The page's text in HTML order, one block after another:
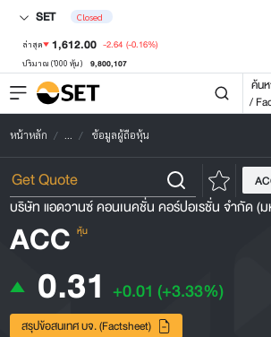
SET Closed
ล่าสุด 1,612.00 -2.64 (-0.16%)
ปริมาณ ('000 หุ้น) 9,800,107
ค้น
/
หน้าหลัก ... ข้อมูลผู้ถือหุ้น
บริษัท แอดวานซ์ คอนเนคชั่น คอร์ปอเรชั่น จำกัด (
ACC หุ้น
0.31 +0.01 (+3.33%)
สรุปข้อสนเทศ บจ. (Factsheet)